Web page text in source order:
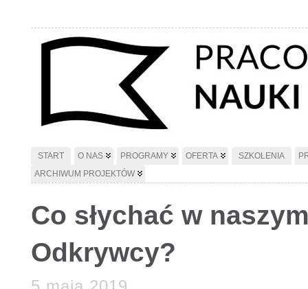
START O NAS PROGRAMY OFERTA SZKOLENIA
ARCHIWUM PROJEKTÓW
Co słychać w
Odkrywcy?